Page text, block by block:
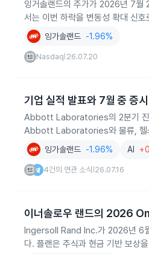
잉거솔랜드의 주가가 2026년 7월
서는 이번 하락을 변동성 확대 신호
잉가솔랜드 -1.96%
Nasdaq 26.07.20
기업 실적 발표와 7월 중 증
Abbott Laboratories의 2분기 진
Abbott Laboratories와 물류, 헬스
잉가솔랜드 -1.96% AI
4건의 연관 소식 26.07.16
이너솔로우 랜드의 2026
Ingersoll Rand Inc.가 2026년 6
다. 플랜은 주식과 현금 기반 보상